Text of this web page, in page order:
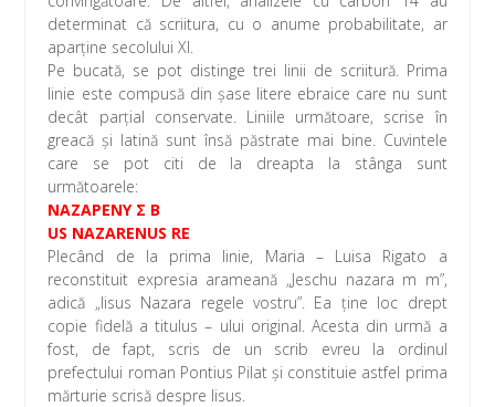
determinat că scriitura, cu o anume probabilitate, ar
aparţine secolului XI.
Pe bucată, se pot distinge trei linii de scriitură. Prima
linie este compusă din şase litere ebraice care nu sunt
decât parţial conservate. Liniile următoare, scrise în
greacă şi latină sunt însă păstrate mai bine. Cuvintele
care se pot citi de la dreapta la stânga sunt
următoarele:
NAZAPENY Σ B
US NAZARENUS RE
Plecând de la prima linie, Maria – Luisa Rigato a
reconstituit expresia arameană „Jeschu nazara m m”,
adică „Iisus Nazara regele vostru”. Ea ţine loc drept
copie fidelă a titulus – ului original. Acesta din urmă a
fost, de fapt, scris de un scrib evreu la ordinul
prefectului roman Pontius Pilat şi constituie astfel prima
mărturie scrisă despre Iisus.